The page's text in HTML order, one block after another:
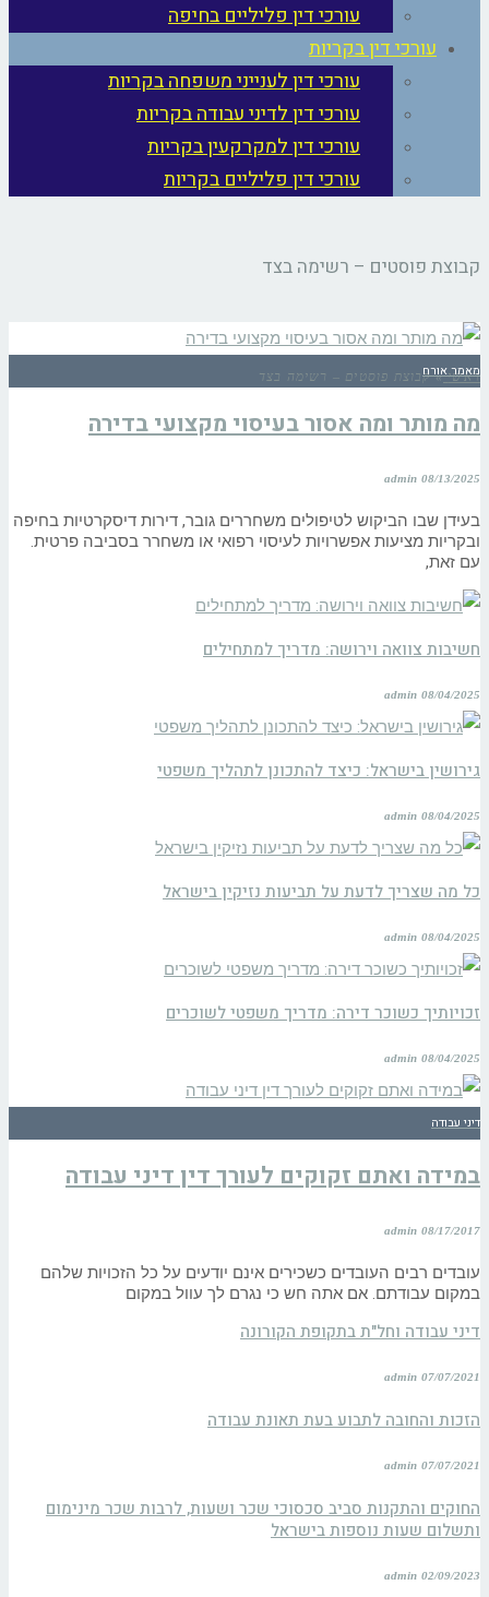
עורכי דין פליליים בחיפה
עורכי דין בקריות
עורכי דין לענייני משפחה בקריות
עורכי דין לדיני עבודה בקריות
עורכי דין למקרקעין בקריות
עורכי דין פליליים בקריות
קבוצת פוסטים – רשימה בצד
ראשי » קבוצת פוסטים – רשימה בצדמאמר אורח
מה מותר ומה אסור בעיסוי מקצועי בדירה
admin 08/13/2025
בעידן שבו הביקוש לטיפולים משחררים גובר, דירות דיסקרטיות בחיפה
ובקריות מציעות אפשרויות לעיסוי רפואי או משחרר בסביבה פרטית.
עם זאת,
חשיבות צוואה וירושה: מדריך למתחילים
admin 08/04/2025
גירושין בישראל: כיצד להתכונן לתהליך משפטי
admin 08/04/2025
כל מה שצריך לדעת על תביעות נזיקין בישראל
admin 08/04/2025
זכויותיך כשוכר דירה: מדריך משפטי לשוכרים
admin 08/04/2025
דיני עבודה
במידה ואתם זקוקים לעורך דין דיני עבודה
admin 08/17/2017
עובדים רבים העובדים כשכירים אינם יודעים על כל הזכויות שלהם
במקום עבודתם. אם אתה חש כי נגרם לך עוול במקום
דיני עבודה וחל"ת בתקופת הקורונה
admin 07/07/2021
הזכות והחובה לתבוע בעת תאונת עבודה
admin 07/07/2021
החוקים והתקנות סביב סכסוכי שכר ושעות, לרבות שכר מינימום
ותשלום שעות נוספות בישראל
admin 02/09/2023